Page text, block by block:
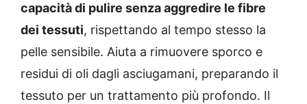
capacità di pulire senza aggredire le fibre
dei tessuti, rispettando al tempo stesso la
pelle sensibile. Aiuta a rimuovere sporco e
residui di oli dagli asciugamani, preparando il
tessuto per un trattamento più profondo. Il